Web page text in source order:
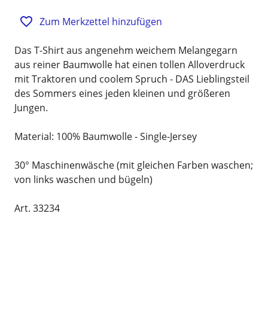
Zum Merkzettel hinzufügen
Das T-Shirt aus angenehm weichem Melangegarn
aus reiner Baumwolle hat einen tollen Alloverdruck
mit Traktoren und coolem Spruch - DAS Lieblingsteil
des Sommers eines jeden kleinen und größeren
Jungen.
Material: 100% Baumwolle - Single-Jersey
30° Maschinenwäsche (mit gleichen Farben waschen;
von links waschen und bügeln)
Art. 33234